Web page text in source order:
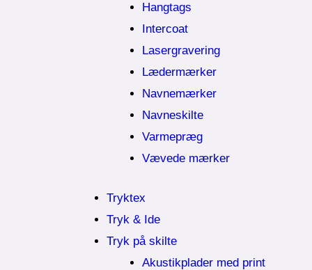
Hangtags
Intercoat
Lasergravering
Lædermærker
Navnemærker
Navneskilte
Varmepræg
Vævede mærker
Tryktex
Tryk & Ide
Tryk på skilte
Akustikplader med print